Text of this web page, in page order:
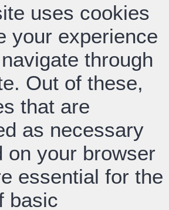
uses cookies
your experience
through
Out of these,
that are
as necessary
on your browser
essential for the
basic